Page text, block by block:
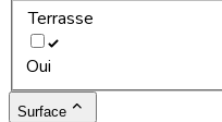
Terrasse
Oui
Surface